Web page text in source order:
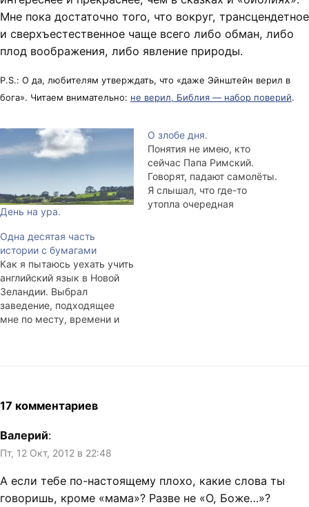
Мне пока достаточно того, что вокруг, трансцендетное
и сверхъестественное чаще всего либо обман, либо
плод воображения, либо явление природы.
P.S.: О да, любителям утверждать, что «даже Эйнштейн верил в
бога». Читаем внимательно: не верил, Библия — набор поверий.
День на ура.
О злобе дня.
Понятия не имею, кто
сейчас Папа Римский.
Говорят, падают самолёты.
Я слышал, что где-то
утопла очередная
Одна десятая часть
истории с бумагами
Как я пытаюсь уехать учить
английский язык в Новой
Зеландии. Выбрал
заведение, подходящее
мне по месту, времени и
Далее нужно было сделать
официальное приглашение.
Сначала в колледже
сделали приглашение на
полугодовой бизнес-курс,
17 комментариев
Валерий:
Пт, 12 Окт, 2012 в 22:48
А если тебе по-настоящему плохо, какие слова ты
говоришь, кроме «мама»? Разве не «О, Боже…»?